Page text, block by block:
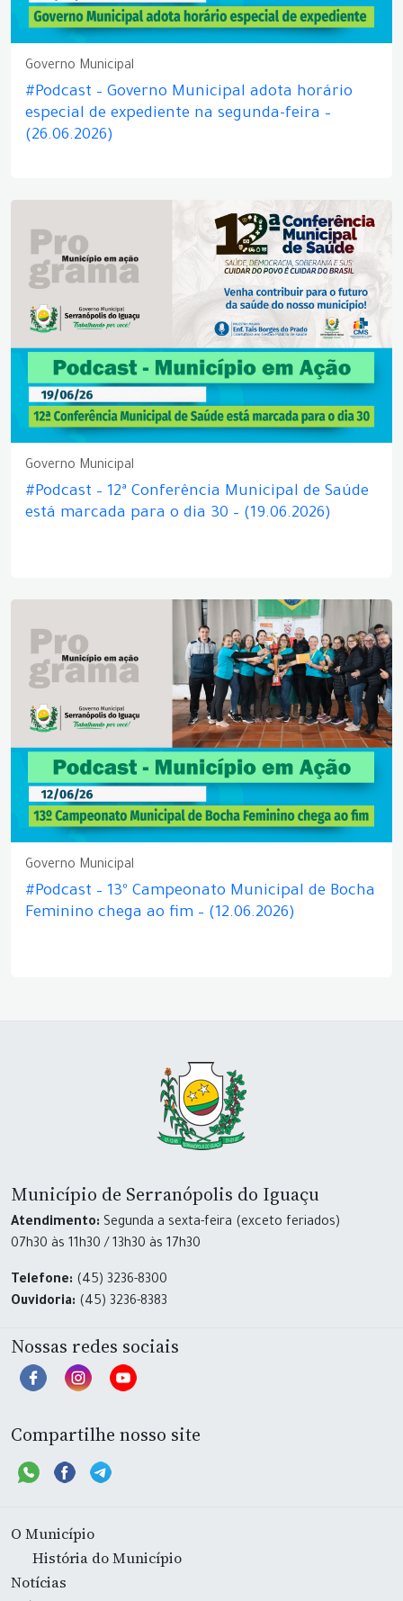
Governo Municipal
#Podcast – Governo Municipal adota horário
especial de expediente na segunda-feira –
(26.06.2026)
Governo Municipal
#Podcast – 12ª Conferência Municipal de Saúde
está marcada para o dia 30 – (19.06.2026)
Governo Municipal
#Podcast – 13º Campeonato Municipal de Bocha
Feminino chega ao fim – (12.06.2026)
Município de Serranópolis do Iguaçu
Atendimento: Segunda a sexta-feira (exceto feriados)
07h30 às 11h30 / 13h30 às 17h30
Telefone: (45) 3236-8300
Ouvidoria: (45) 3236-8383
Nossas redes sociais
Compartilhe nosso site
O Município
História do Município
Notícias